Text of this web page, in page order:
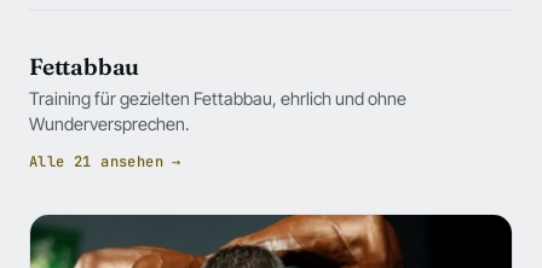
Fettabbau
Training für gezielten Fettabbau, ehrlich und ohne
Wunderversprechen.
Alle 21 ansehen →